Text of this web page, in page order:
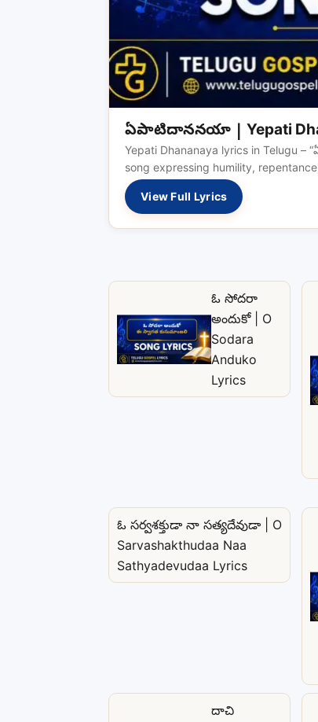
ఏపాటిదాననయా | Yepati
Yepati Dhananaya lyrics in Telugu
song expressing humility,
View Full Lyrics
ఓ సోదరా
అందుకో | O
Sodara
Anduko
Lyrics
ఓ సర్వశక్తుడా నా సత్యదేవుడా | O
Sarvashakthudaa Naa
Sathyadevudaa Lyrics
దాచి